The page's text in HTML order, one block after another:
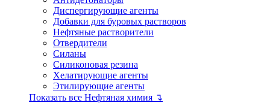
Диспергирующие агенты
Добавки для буровых растворов
Нефтяные растворители
Отвердители
Силаны
Силиконовая резина
Хелатирующие агенты
Этилирующие агенты
Показать все Нефтяная химия ↴